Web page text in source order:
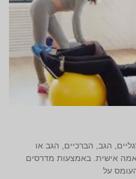
הגב, הברכיים, הגב או
אישית. באמצעות מדרסים
על